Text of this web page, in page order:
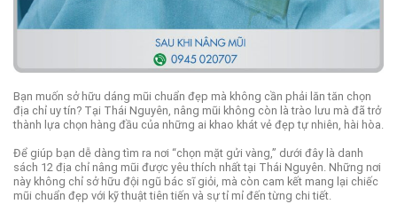
Bạn muốn sở hữu dáng mũi chuẩn đẹp mà không cần phải lăn tăn chọn
địa chỉ uy tín? Tại Thái Nguyên, nâng mũi không còn là trào lưu mà đã trở
thành lựa chọn hàng đầu của những ai khao khát vẻ đẹp tự nhiên, hài hòa.
Để giúp bạn dễ dàng tìm ra nơi “chọn mặt gửi vàng,” dưới đây là danh
sách 12 địa chỉ nâng mũi được yêu thích nhất tại Thái Nguyên. Những nơi
này không chỉ sở hữu đội ngũ bác sĩ giỏi, mà còn cam kết mang lại chiếc
mũi chuẩn đẹp với kỹ thuật tiên tiến và sự tỉ mỉ đến từng chi tiết.